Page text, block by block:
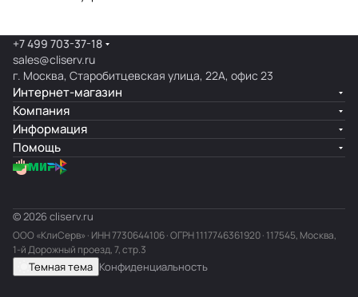
+7 499 703-37-18
sales@cliserv.ru
г. Москва, Старобитцевская улица, 22А, офис 23
Интернет-магазин
Компания
Информация
Помощь
© 2026 cliserv.ru
ООО «КлиСерв» · ИНН7730644106· ОГРН 1117746361920 · 117545, Москва,
1-й Дорожный проезд, 7, стр.3
Темная тема Конфиденциальность